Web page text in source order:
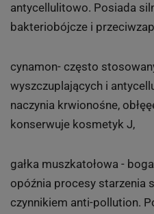
antycellulitowo. Posiada
bakteriobójcze i
cynamon- często
wyszczuplających i
naczynia krwionośne,
konserwuje kosmetyk J,
gałka muszkatołowa -
opóźnia procesy starzenia
czynnikiem anti-pollution.